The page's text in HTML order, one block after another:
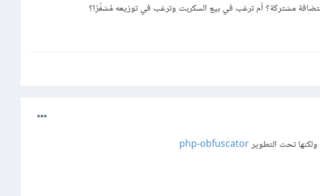
مشتركة؟ أم ترغب في بيع السكربت وترغب في توزيعه مُشفّرًا؟
تحت التطويرphp-obfuscator